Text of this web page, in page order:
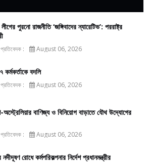
পুরনো রাজনীতি ‘জঙ্গিবাদের ন্যারেটিভ’: পররাষ্ট্র
: August 06, 2026
কর্মকর্তাকে বদলি
: August 06, 2026
অস্ট্রেলিয়ার বাণিজ্য ও বিনিয়োগ বাড়াতে যৌথ উদ্যোগের
: August 06, 2026
নদীদূষণ রোধে কর্মপরিকল্পনার নির্দেশ প্রধানমন্ত্রীর